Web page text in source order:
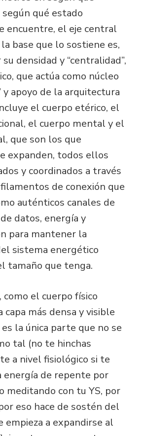
qué estado
encuentre, el eje central
base que lo sostiene es,
densidad y “centralidad”,
que actúa como núcleo
y apoyo de la arquitectura
el cuerpo etérico, el
el cuerpo mental y el
que son los que
expanden, todos ellos
y coordinados a través
de conexión que
auténticos canales de
datos, energía y
para mantener la
sistema energético
tamaño que tenga.
el cuerpo físico
más densa y visible
la única parte que no se
tal (no te hinchas
a nivel fisiológico si te
energía de repente por
meditando con tu YS, por
eso hace de sostén del
empieza a expandirse al